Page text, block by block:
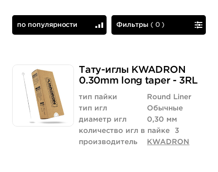
Фильтры (0 )
по популярности
Тату-иглы KWADRON
0.30mm long taper - 3RL
тип пайки
Round Liner
тип игл
Обычные
диаметр игл
0,30 мм
количество игл в пайке
3
производитель
KWADRON